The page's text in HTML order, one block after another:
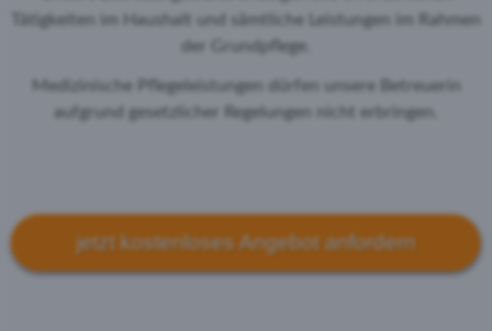
Tätigkeiten im Haushalt und sämtliche Leistungen im Rahmen
der Grundpflege.
Medizinische Pflegeleistungen dürfen unsere Betreuerin
aufgrund gesetzlicher Regelungen nicht erbringen.
jetzt kostenloses Angebot anfordern